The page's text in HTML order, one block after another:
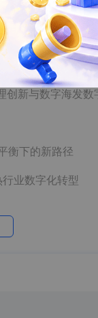
析报告
需求的响应
新与数字海发数
衡下的新路径
业数字化转型